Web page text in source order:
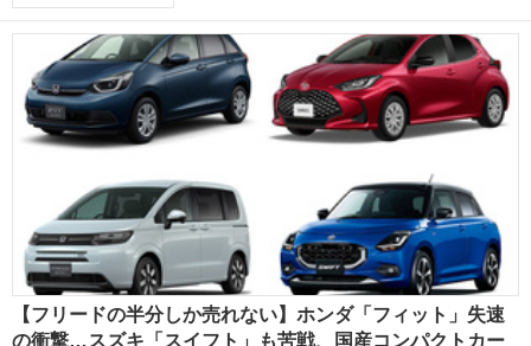
【フリードの半分しか売れない】ホンダ「フィット」失速
の衝撃…スズキ「スイフト」も苦戦、国産コンパクトカー